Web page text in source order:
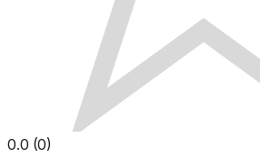
0.0 (0)